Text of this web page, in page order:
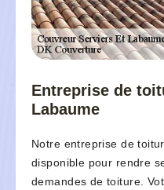
Entreprise de
Labaume
Notre entreprise de
disponible pour rendre
demandes de toiture.